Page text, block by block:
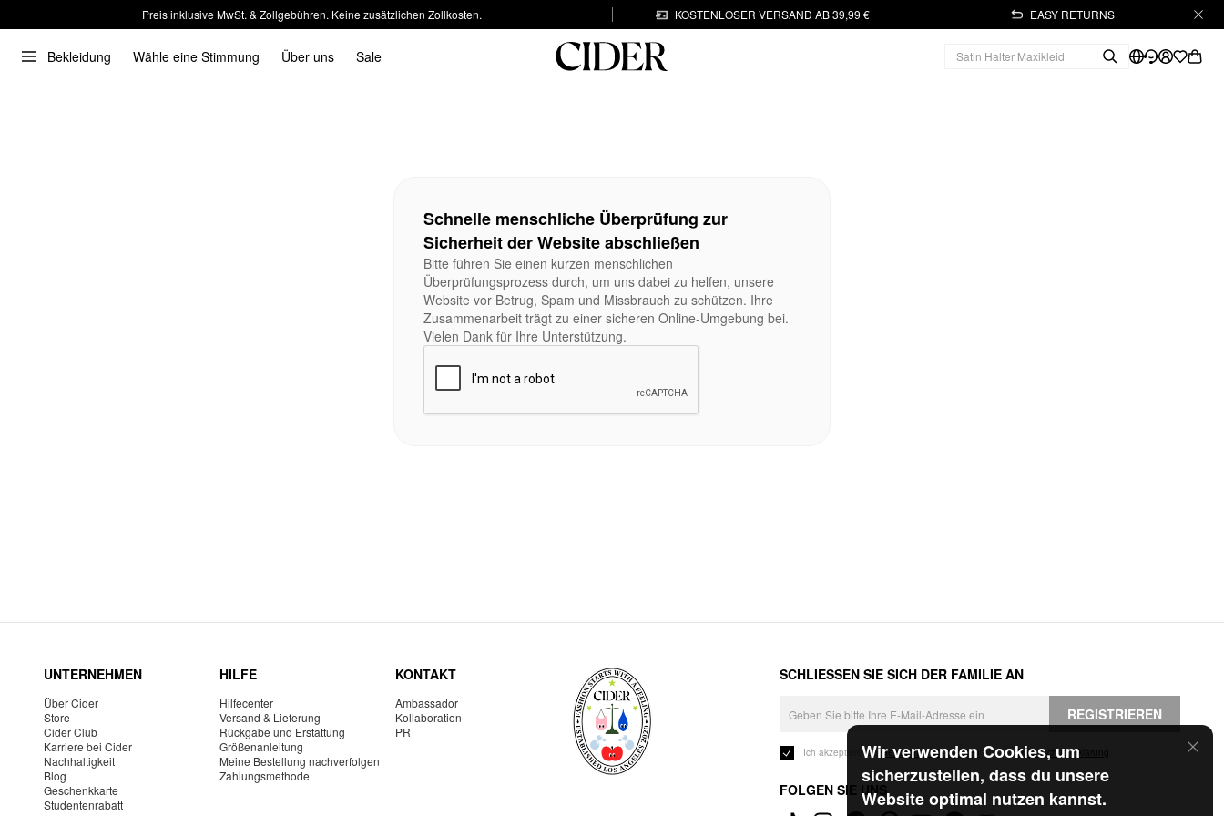
Preis inklusive MwSt. & Zollgebühren. Keine zusätzlichen Zollkosten. KOSTENLOSER VERSAND AB 39,99 € EASY RETURNS
Bekleidung Wähle eine Stimmung Über uns Sale
Wir verwenden Cookies, um
sicherzustellen, dass du unsere
Website optimal nutzen kannst.
Schnelle menschliche Überprüfung zur
Sicherheit der Website abschließen
Bitte führen Sie einen kurzen menschlichen
Überprüfungsprozess durch, um uns dabei zu helfen, unsere
Website vor Betrug, Spam und Missbrauch zu schützen. Ihre
Zusammenarbeit trägt zu einer sicheren Online-Umgebung bei.
Vielen Dank für Ihre Unterstützung.
UNTERNEHMEN
Über Cider
Store
Cider Club
Karriere bei Cider
Nachhaltigkeit
Blog
Geschenkkarte
Studentenrabatt
HILFE
Hilfecenter
Versand & Lieferung
Rückgabe und Erstattung
Größenanleitung
Meine Bestellung nachverfolgen
Zahlungsmethode
KONTAKT
Ambassador
Kollaboration
PR
SCHLIESSEN SIE SICH DER FAMILIE AN
REGISTRIEREN
Ich akzeptiere dieGeschäftsbedingungen und die Datenschutzerklärung
FOLGEN SIE UNS